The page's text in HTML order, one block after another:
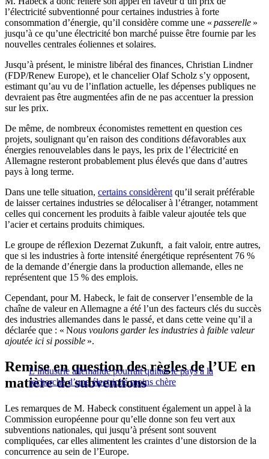
l’électricité subventionné pour certaines industries à forte
consommation d’énergie, qu’il considère comme une « passerelle »
jusqu’à ce qu’une électricité bon marché puisse être fournie par les
nouvelles centrales éoliennes et solaires.
Jusqu’à présent, le ministre libéral des finances, Christian Lindner
(FDP/Renew Europe), et le chancelier Olaf Scholz s’y opposent,
estimant qu’au vu de l’inflation actuelle, les dépenses publiques ne
devraient pas être augmentées afin de ne pas accentuer la pression
sur les prix.
De même, de nombreux économistes remettent en question ces
projets, soulignant qu’en raison des conditions défavorables aux
énergies renouvelables dans le pays, les prix de l’électricité en
Allemagne resteront probablement plus élevés que dans d’autres
pays à long terme.
Dans une telle situation, certains considèrent qu’il serait préférable
de laisser certaines industries se délocaliser à l’étranger, notamment
celles qui concernent les produits à faible valeur ajoutée tels que
l’acier et certains produits chimiques.
Le groupe de réflexion Dezernat Zukunft, a fait valoir, entre autres,
que si les industries à forte intensité énergétique représentent 76 %
de la demande d’énergie dans la production allemande, elles ne
représentent que 15 % des emplois.
Cependant, pour M. Habeck, le fait de conserver l’ensemble de la
chaîne de valeur en Allemagne a été l’un des facteurs clés du succès
des industries allemandes dans le passé, et dans cette veine qu’il a
déclarée que : « Nous voulons garder les industries à faible valeur
ajoutée ici si possible ».
L’industrie allemande pourrait quitter le pays à la
recherche d’une électricité moins chère
Remise en question des règles de l’UE en
matière de subventions
Les remarques de M. Habeck constituent également un appel à la
Commission européenne pour qu’elle donne son feu vert aux
subventions nationales, qui jusqu’à présent sont souvent
compliquées, car elles alimentent les craintes d’une distorsion de la
concurrence au sein de l’Europe.